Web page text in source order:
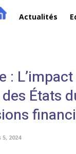
Actualités
:
États
2024